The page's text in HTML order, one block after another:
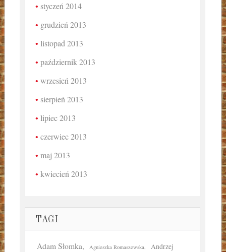
styczeń 2014
grudzień 2013
listopad 2013
październik 2013
wrzesień 2013
sierpień 2013
lipiec 2013
czerwiec 2013
maj 2013
kwiecień 2013
TAGI
Adam Słomka Agnieszka Romaszewska
Andrzej